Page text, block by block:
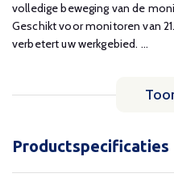
volledige beweging van de
Geschikt voor monitoren van
verbetert uw werkgebied. ...
Productspecificaties